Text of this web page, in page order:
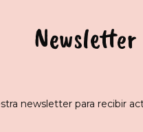
Newsletter
newsletter para recibir